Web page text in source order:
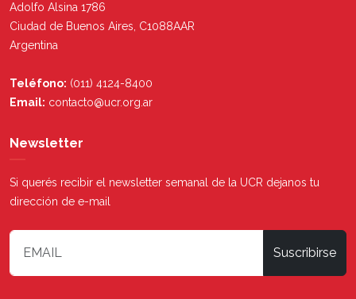
Adolfo Alsina 1786
Ciudad de Buenos Aires, C1088AAR
Argentina
Teléfono: (011) 4124-8400
Email: contacto@ucr.org.ar
Newsletter
Si querés recibir el newsletter semanal de la UCR dejanos tu
dirección de e-mail
Suscribirse